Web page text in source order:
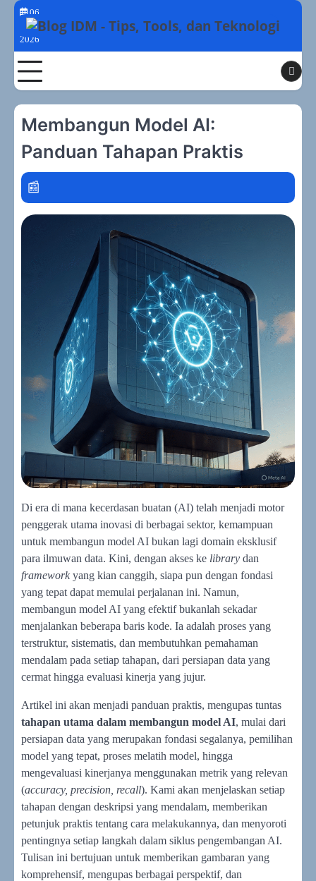
Skip
content
06
Agustus
2026
Toggle
Membangun Model AI:
Panduan Tahapan Praktis
Di era di mana kecerdasan buatan (AI) telah menjadi motor
penggerak utama inovasi di berbagai sektor, kemampuan
untuk membangun model AI bukan lagi domain eksklusif
para ilmuwan data. Kini, dengan akses ke library dan
framework yang kian canggih, siapa pun dengan fondasi
yang tepat dapat memulai perjalanan ini. Namun,
membangun model AI yang efektif bukanlah sekadar
menjalankan beberapa baris kode. Ia adalah proses yang
terstruktur, sistematis, dan membutuhkan pemahaman
mendalam pada setiap tahapan, dari persiapan data yang
cermat hingga evaluasi kinerja yang jujur.
Artikel ini akan menjadi panduan praktis, mengupas tuntas
tahapan utama dalam membangun model AI, mulai dari
persiapan data yang merupakan fondasi segalanya, pemilihan
model yang tepat, proses melatih model, hingga
mengevaluasi kinerjanya menggunakan metrik yang relevan
(accuracy, precision, recall). Kami akan menjelaskan setiap
tahapan dengan deskripsi yang mendalam, memberikan
petunjuk praktis tentang cara melakukannya, dan menyoroti
pentingnya setiap langkah dalam siklus pengembangan AI.
Tulisan ini bertujuan untuk memberikan gambaran yang
komprehensif, mengupas berbagai perspektif, dan